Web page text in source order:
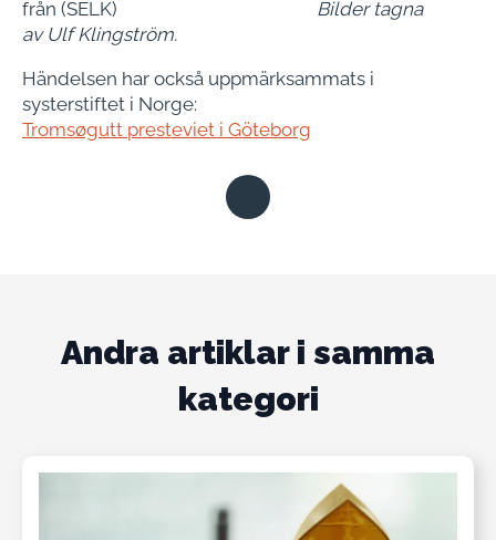
från (SELK) Bilder tagna
av Ulf Klingström.
Händelsen har också uppmärksammats i
systerstiftet i Norge:
Tromsøgutt presteviet i Göteborg
Andra artiklar i samma
kategori